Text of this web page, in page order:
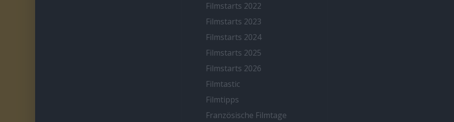
Filmstarts 2022
Filmstarts 2023
Filmstarts 2024
Filmstarts 2025
Filmstarts 2026
Filmtastic
Filmtipps
Französische Filmtage